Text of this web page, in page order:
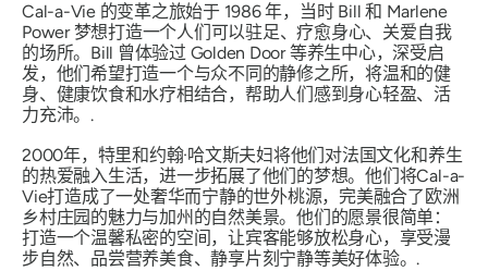
Cal-a-Vie 的变革之旅始于 1986 年，当时 Bill 和 Marlene
Power 梦想打造一个人们可以驻足、疗愈身心、关爱自我
的场所。Bill 曾体验过 Golden Door 等养生中心，深受启
发，他们希望打造一个与众不同的静修之所，将温和的健
身、健康饮食和水疗相结合，帮助人们感到身心轻盈、活
力充沛。.
2000年，特里和约翰·哈文斯夫妇将他们对法国文化和养生
的热爱融入生活，进一步拓展了他们的梦想。他们将Cal-a-
Vie打造成了一处奢华而宁静的世外桃源，完美融合了欧洲
乡村庄园的魅力与加州的自然美景。他们的愿景很简单：
打造一个温馨私密的空间，让宾客能够放松身心，享受漫
步自然、品尝营养美食、静享片刻宁静等美好体验。.